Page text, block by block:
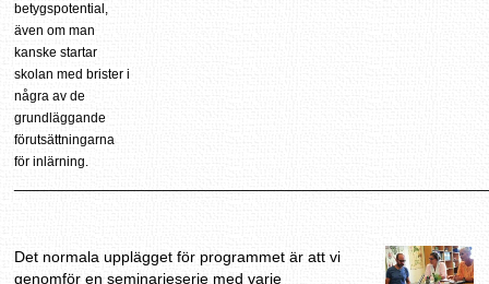
betygspotential,
även om man
kanske startar
skolan med brister i
några av de
grundläggande
förutsättningarna
för inlärning.
Det normala upplägget för programmet är att vi
genomför en seminarieserie med varje